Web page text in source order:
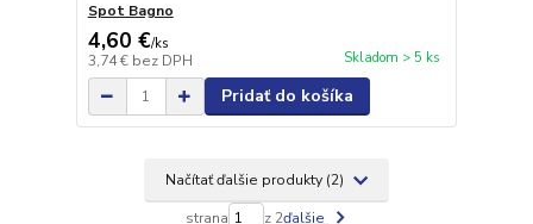
Spot Bagno
4,60 €/ks
3,74 € bez DPH Skladom > 5 ks
Pridať do košíka
Načítať ďalšie produkty (2)
strana z 2ďalšie